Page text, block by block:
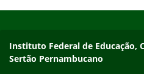
Endereço
Instituto Federal de Educação,
Sertão Pernambucano